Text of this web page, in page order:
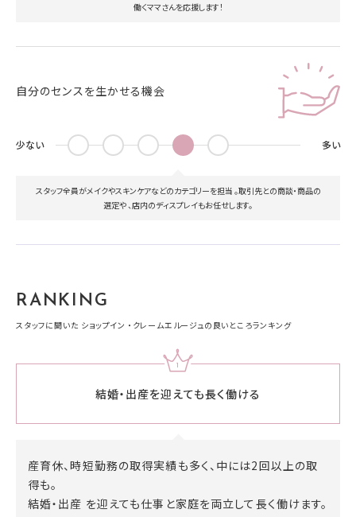
働くママさんを応援します！
自分のセンスを生かせる機会
少ない 多い
スタッフ全員がメイクやスキンケアなどのカテゴリーを担当 。取引先との商談・商品の
選定や 、店内のディスプレイもお任せします。
RANKING
スタッフに聞いた ショップイン ・クレームエルージュの良いところランキング
結婚・出産を迎えても長く働ける
産育休、時短勤務の取得実績も多く、中には2回以上の取
得も。
結婚・出産 を迎えても仕事と家庭を両立して長く働けます。